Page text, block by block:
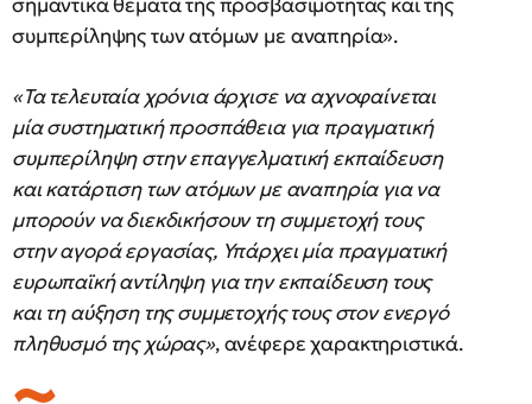
συμπερίληψης των ατόμων με αναπηρία».
«Τα τελευταία χρόνια άρχισε να αχνοφαίνεται
μία συστηματική προσπάθεια για πραγματική
συμπερίληψη στην επαγγελματική εκπαίδευση
και κατάρτιση των ατόμων με αναπηρία για να
μπορούν να διεκδικήσουν τη συμμετοχή τους
στην αγορά εργασίας, Υπάρχει μία πραγματική
ευρωπαϊκή αντίληψη για την εκπαίδευση τους
και τη αύξηση της συμμετοχής τους στον ενεργό
πληθυσμό της χώρας», ανέφερε χαρακτηριστικά.